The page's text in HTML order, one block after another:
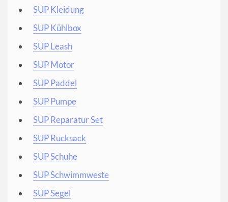
SUP Kleidung
SUP Kühlbox
SUP Leash
SUP Motor
SUP Paddel
SUP Pumpe
SUP Reparatur Set
SUP Rucksack
SUP Schuhe
SUP Schwimmweste
SUP Segel